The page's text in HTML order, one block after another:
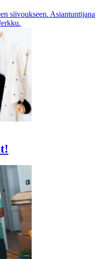
siivoukseen. Asiantuntijana